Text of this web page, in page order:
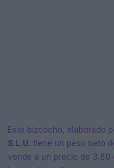
Este bizcocho, elaborado
S.L.U. tiene un peso neto
vende a un precio de 3,80